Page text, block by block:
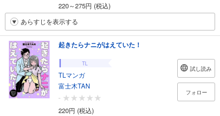
220～275円 (税込)
あらすじを表示する
起きたらナニがはえていた！
TL
TLマンガ
富士木TAN
-
220円 (税込)
試し読み
フォロー